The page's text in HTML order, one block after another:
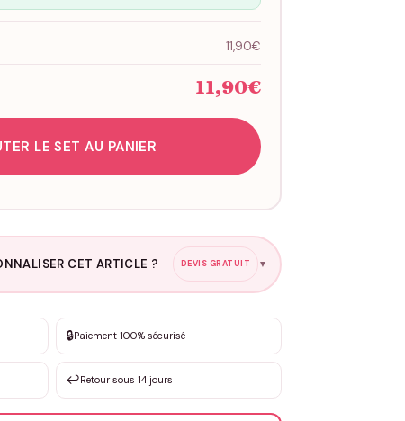
11,90€
11,90€
LE SET AU PANIER
CET ARTICLE ? DEVIS GRATUIT ▼
de 3 à 10€ selon la demande
🔒Paiement 100% sécurisé
↩️Retour sous 14 jours